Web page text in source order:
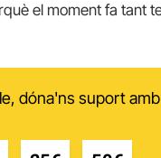
el moment fa tant
dóna'ns suport